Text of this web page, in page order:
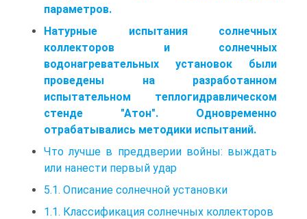
параметров.
Натурные испытания солнечных
коллекторов и солнечных
водонагревательных установок были
проведены на разработанном
испытательном теплогидравлическом
стенде "Атон". Одновременно
отрабатывались методики испытаний.
Что лучше в преддверии войны: выждать
или нанести первый удар
5.1. Описание солнечной установки
1.1. Классификация солнечных коллекторов